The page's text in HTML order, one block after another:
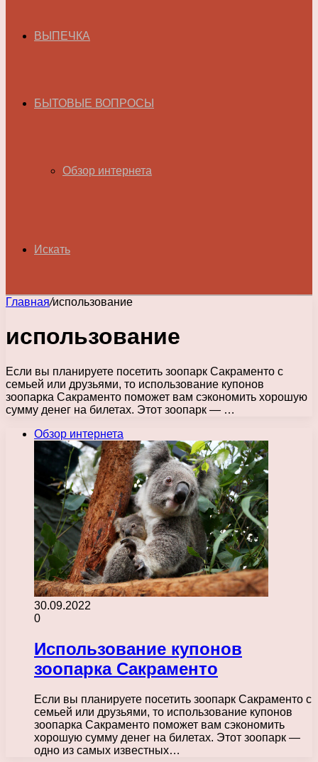
ВЫПЕЧКА
БЫТОВЫЕ ВОПРОСЫ
Обзор интернета
Искать
Главная/использование
использование
Если вы планируете посетить зоопарк Сакраменто с
семьей или друзьями, то использование купонов
зоопарка Сакраменто поможет вам сэкономить хорошую
сумму денег на билетах. Этот зоопарк — …
Обзор интернета
30.09.2022
0
Использование купонов
зоопарка Сакраменто
Если вы планируете посетить зоопарк Сакраменто с
семьей или друзьями, то использование купонов
зоопарка Сакраменто поможет вам сэкономить
хорошую сумму денег на билетах. Этот зоопарк —
одно из самых известных…